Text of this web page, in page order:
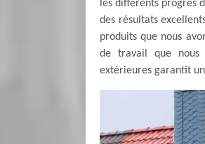
les différents progrès
des résultats
produits que nous
de travail que nous
extérieures garantit